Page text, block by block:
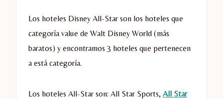
Los hoteles Disney All-Star son los hoteles que
categoría value de Walt Disney World (más
baratos) y encontramos 3 hoteles que pertenecen
a está categoría.
Los hoteles All-Star son: All Star Sports, All Star